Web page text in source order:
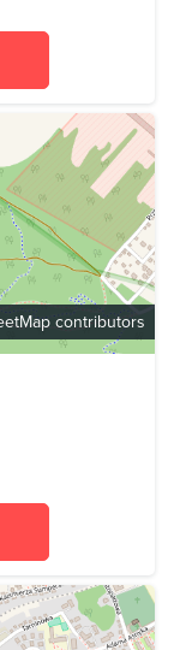
contributors